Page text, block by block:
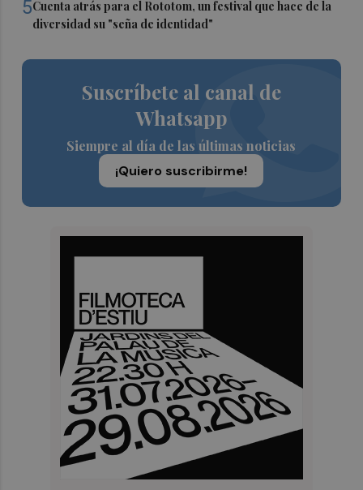
5Cuenta atrás para el Rototom, un festival que hace de la
diversidad su "seña de identidad"
Suscríbete al canal de
Whatsapp
Siempre al día de las últimas noticias
¡Quiero suscribirme!